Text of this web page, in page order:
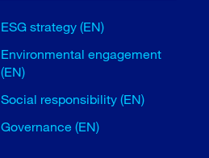
ESG strategy (EN)
Environmental engagement
(EN)
Social responsibility (EN)
Governance (EN)